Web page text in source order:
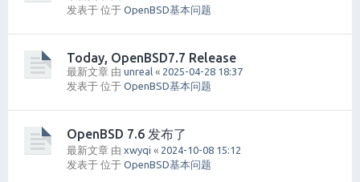
发表于 位于 OpenBSD基本问题
Today, OpenBSD7.7 Release
最新文章 由 unreal « 2025-04-28 18:37
发表于 位于 OpenBSD基本问题
OpenBSD 7.6 发布了
最新文章 由 xwyqi « 2024-10-08 15:12
发表于 位于 OpenBSD基本问题